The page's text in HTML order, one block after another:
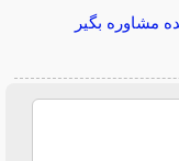
مشاوره بگیر